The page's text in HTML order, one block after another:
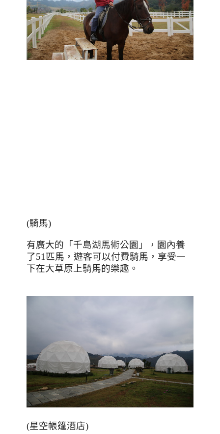
(騎馬)
有廣大的「千島湖馬術公園」，園內養
了51 匹馬，遊客可以付費騎馬，享受一
下在大草原上騎馬的樂趣。
(星空帳篷酒店)